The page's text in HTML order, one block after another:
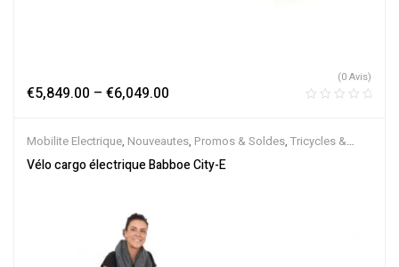
€5,849.00 – €6,049.00
(0 Avis)
Mobilite Electrique, Nouveautes, Promos & Soldes, Tricycles &
Cargos,Vélo électrique ville,Velos Electriques
Vélo cargo électrique Babboe City-E